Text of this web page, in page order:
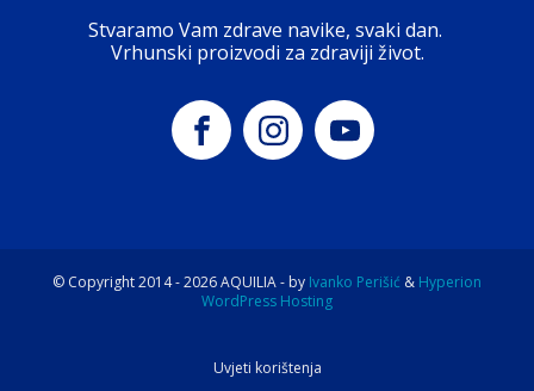
Stvaramo Vam zdrave navike, svaki dan.
Vrhunski proizvodi za zdraviji život.
© Copyright 2014 -2026AQUILIA - by Ivanko Perišić & Hyperion
WordPress Hosting
Uvjeti korištenja